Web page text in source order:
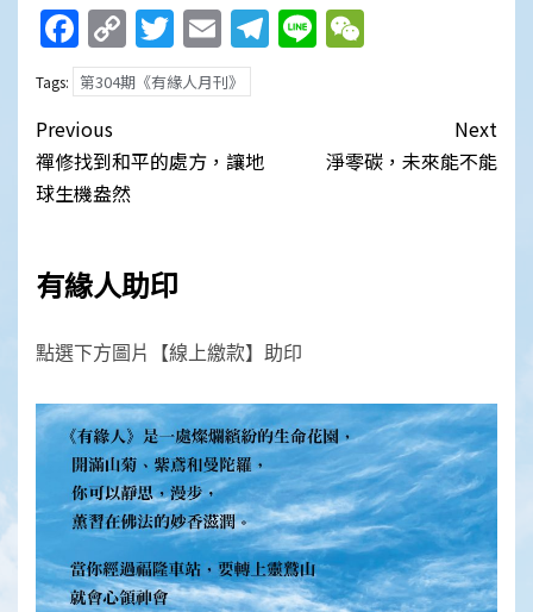
Facebook
Copy
Link
Twitter
EmailTelegram
Line
Tags: 第304期《有緣人月刊》
Post
navigation
Previous
禪修找到和平的處方，讓地
球生機盎然
Next
淨零碳，未來能不能
有緣人助印
點選下方圖片【線上繳款】助印